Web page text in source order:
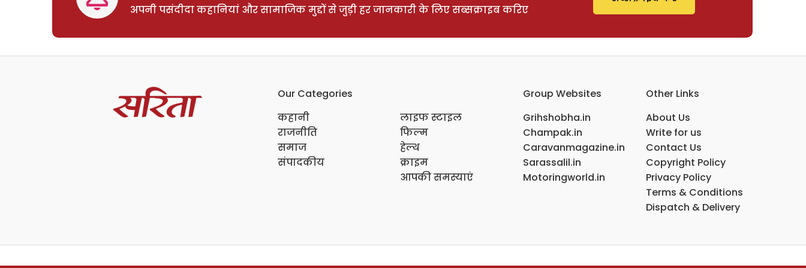
अपनी पसंदीदा कहानियां और सामाजिक मुद्दों से जुड़ी हर जानकारी के लिए सब्सक्राइब करिए
Our Categories
कहानी
राजनीति
समाज
संपादकीय
लाइफ स्टाइल
फिल्म
हेल्थ
क्राइम
आपकी समस्याएं
Group Websites
Grihshobha.in
Champak.in
Caravanmagazine.in
Sarassalil.in
Motoringworld.in
Other Links
About Us
Write for us
Contact Us
Copyright Policy
Privacy Policy
Terms & Conditions
Dispatch & Delivery